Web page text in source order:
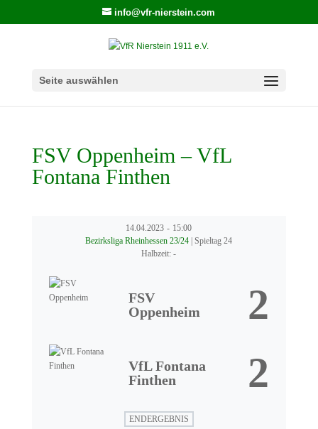
info@vfr-nierstein.com
Seite auswählen
FSV Oppenheim – VfL
Fontana Finthen
14.04.2023 - 15:00
Bezirksliga Rheinhessen 23/24 | Spieltag 24
Halbzeit: -
FSV
Oppenheim
2
VfL Fontana
Finthen
2
ENDERGEBNIS